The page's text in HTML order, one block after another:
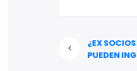
¿EX
PUEDEN